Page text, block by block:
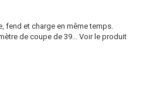
fend et charge en même temps.
de coupe de 39... Voir le produit